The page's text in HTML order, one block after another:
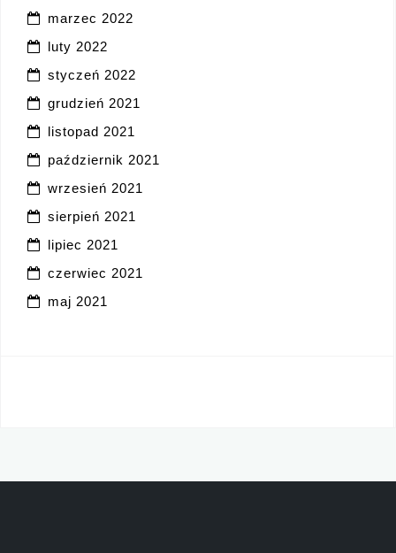
marzec 2022
luty 2022
styczeń 2022
grudzień 2021
listopad 2021
październik 2021
wrzesień 2021
sierpień 2021
lipiec 2021
czerwiec 2021
maj 2021